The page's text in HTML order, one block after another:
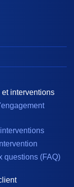
et interventions
questions (FAQ)